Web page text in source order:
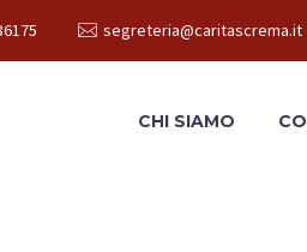
segreteria@caritascrema.it
CHI SIAMO